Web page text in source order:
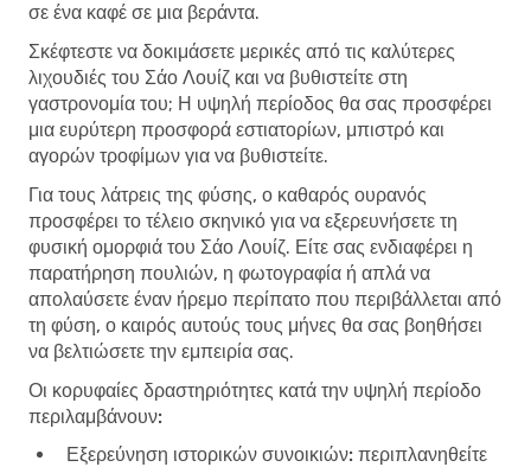
σε ένα καφέ σε μια βεράντα.
Σκέφτεστε να δοκιμάσετε μερικές από τις καλύτερες
λιχουδιές του Σάο Λουίζ και να βυθιστείτε στη
γαστρονομία του; Η υψηλή περίοδος θα σας προσφέρει
μια ευρύτερη προσφορά εστιατορίων, μπιστρό και
αγορών τροφίμων για να βυθιστείτε.
Για τους λάτρεις της φύσης, ο καθαρός ουρανός
προσφέρει το τέλειο σκηνικό για να εξερευνήσετε τη
φυσική ομορφιά του Σάο Λουίζ. Είτε σας ενδιαφέρει η
παρατήρηση πουλιών, η φωτογραφία ή απλά να
απολαύσετε έναν ήρεμο περίπατο που περιβάλλεται από
τη φύση, ο καιρός αυτούς τους μήνες θα σας βοηθήσει
να βελτιώσετε την εμπειρία σας.
Οι κορυφαίες δραστηριότητες κατά την υψηλή περίοδο
περιλαμβάνουν:
Εξερεύνηση ιστορικών συνοικιών: περιπλανηθείτε